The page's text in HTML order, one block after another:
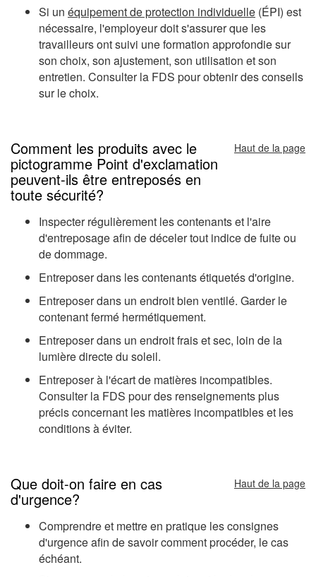
Si un équipement de protection individuelle (ÉPI) est
nécessaire, l'employeur doit s'assurer que les
travailleurs ont suivi une formation approfondie sur
son choix, son ajustement, son utilisation et son
entretien. Consulter la FDS pour obtenir des conseils
sur le choix.
Comment les produits avec le
pictogramme Point d'exclamation
peuvent-ils être entreposés en
toute sécurité?
Haut de la page
Inspecter régulièrement les contenants et l'aire
d'entreposage afin de déceler tout indice de fuite ou
de dommage.
Entreposer dans les contenants étiquetés d'origine.
Entreposer dans un endroit bien ventilé. Garder le
contenant fermé hermétiquement.
Entreposer dans un endroit frais et sec, loin de la
lumière directe du soleil.
Entreposer à l'écart de matières incompatibles.
Consulter la FDS pour des renseignements plus
précis concernant les matières incompatibles et les
conditions à éviter.
Que doit-on faire en cas
d'urgence?
Haut de la page
Comprendre et mettre en pratique les consignes
d'urgence afin de savoir comment procéder, le cas
échéant.